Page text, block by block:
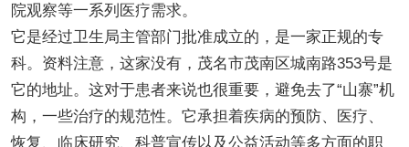
院观察等一系列医疗需求。
它是经过卫生局主管部门批准成立的，是一家正规的专
科。资料注意，这家没有，茂名市茂南区城南路353号是
它的地址。这对于患者来说也很重要，避免去了“山寨”机
构，一些治疗的规范性。它承担着疾病的预防、医疗、
恢复、临床研究、科普宣传以及公益活动等多方面的职